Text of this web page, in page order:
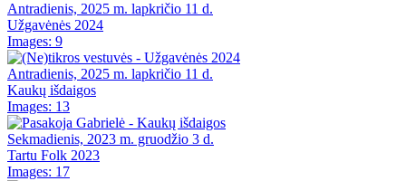
Antradienis, 2025 m. lapkričio 11 d.
Užgavėnės 2024
Images: 9
Antradienis, 2025 m. lapkričio 11 d.
Kaukų išdaigos
Images: 13
Sekmadienis, 2023 m. gruodžio 3 d.
Tartu Folk 2023
Images: 17